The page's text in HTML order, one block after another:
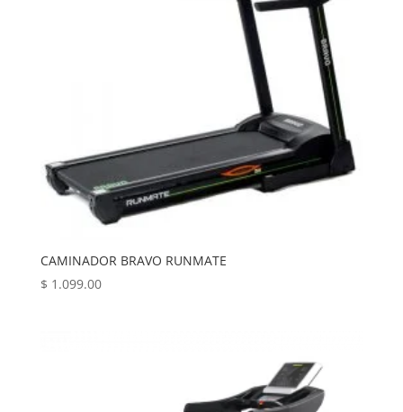
CAMINADOR BRAVO RUNMATE
$ 1.099.00